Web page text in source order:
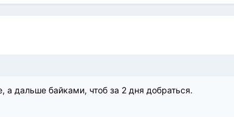
а дальше байками, чтоб за 2 дня добраться.